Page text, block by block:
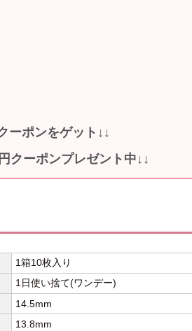
ーポンをゲット↓↓
クーポンプレゼント中↓↓
1箱10枚入り
1日使い捨て(ワンデー)
14.5mm
13.8mm